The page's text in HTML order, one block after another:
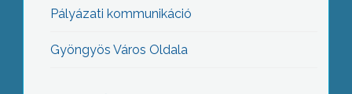
Pályázati kommunikáció
Gyöngyös Város Oldala